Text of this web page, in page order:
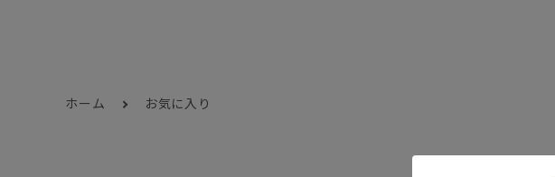
ホーム お気に入り